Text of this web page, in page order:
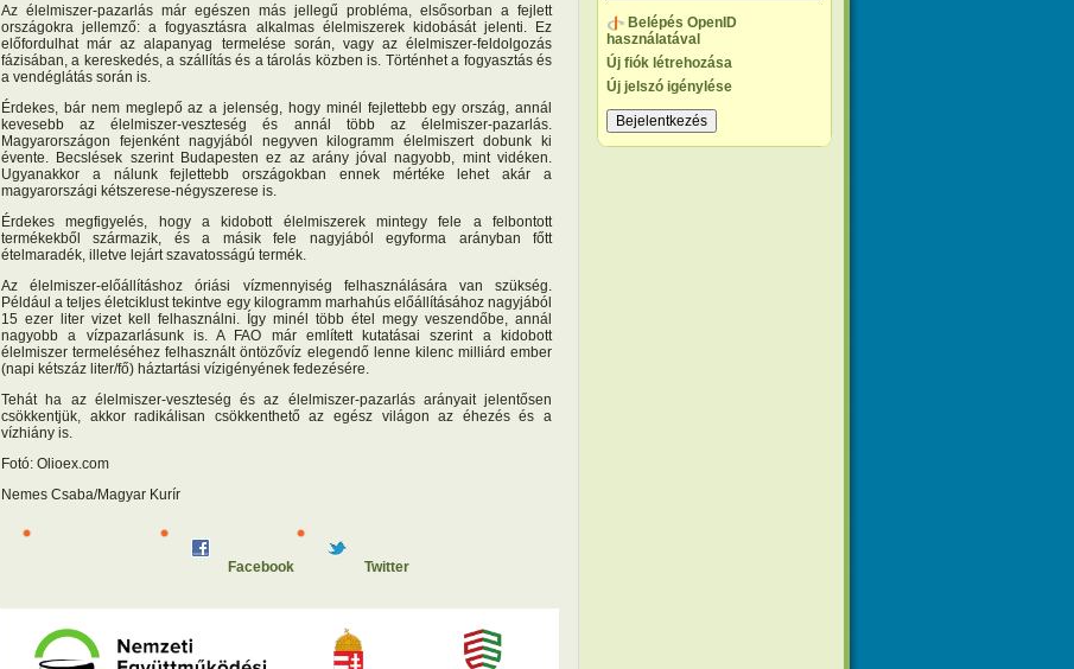
Az élelmiszer-pazarlás már egészen más jellegű probléma, elsősorban a fejlett
országokra jellemző: a fogyasztásra alkalmas élelmiszerek kidobását jelenti. Ez
előfordulhat már az alapanyag termelése során, vagy az élelmiszer-feldolgozás
fázisában, a kereskedés, a szállítás és a tárolás közben is. Történhet a fogyasztás és
a vendéglátás során is.
Érdekes, bár nem meglepő az a jelenség, hogy minél fejlettebb egy ország, annál
kevesebb az élelmiszer-veszteség és annál több az élelmiszer-pazarlás.
Magyarországon fejenként nagyjából negyven kilogramm élelmiszert dobunk ki
évente. Becslések szerint Budapesten ez az arány jóval nagyobb, mint vidéken.
Ugyanakkor a nálunk fejlettebb országokban ennek mértéke lehet akár a
magyarországi kétszerese-négyszerese is.
Érdekes megfigyelés, hogy a kidobott élelmiszerek mintegy fele a felbontott
termékekből származik, és a másik fele nagyjából egyforma arányban főtt
ételmaradék, illetve lejárt szavatosságú termék.
Az élelmiszer-előállításhoz óriási vízmennyiség felhasználására van szükség.
Például a teljes életciklust tekintve egy kilogramm marhahús előállításához nagyjából
15 ezer liter vizet kell felhasználni. Így minél több étel megy veszendőbe, annál
nagyobb a vízpazarlásunk is. A FAO már említett kutatásai szerint a kidobott
élelmiszer termeléséhez felhasznált öntözővíz elegendő lenne kilenc milliárd ember
(napi kétszáz liter/fő) háztartási vízigényének fedezésére.
Tehát ha az élelmiszer-veszteség és az élelmiszer-pazarlás arányait jelentősen
csökkentjük, akkor radikálisan csökkenthető az egész világon az éhezés és a
vízhiány is.
Fotó: Olioex.com
Nemes Csaba/Magyar Kurír
Facebook Twitter
Belépés OpenID
használatával
Új fiók létrehozása
Új jelszó igénylése